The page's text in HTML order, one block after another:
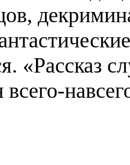
«Рассказ
всего-